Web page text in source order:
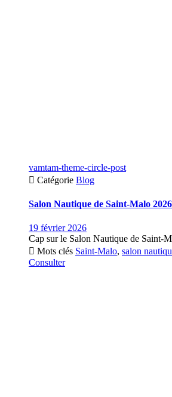
vamtam-theme-circle-post
 Catégorie Blog
Salon Nautique de Saint-Malo 2026
19 février 2026
Cap sur le Salon Nautique de Saint-
 Mots clés Saint-Malo, salon
Consulter